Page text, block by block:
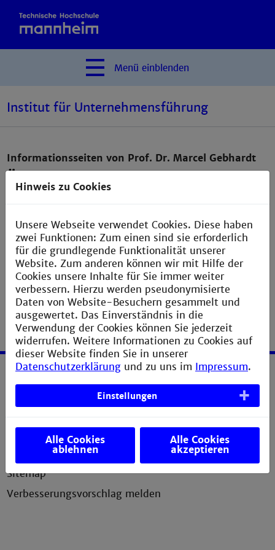
Menü einblenden
Institut für Unternehmensführung
Informationsseiten von Prof. Dr. Marcel Gebhardt
Forschungsgebiete
Ausgewählte Publikationen
Service
Erklärung zur Barrierefreiheit
Datenschutzerklärung
Sitemap
Verbesserungsvorschlag melden
Hinweis zu Cookies
Unsere Webseite verwendet Cookies. Diese haben
zwei Funktionen: Zum einen sind sie erforderlich
für die grundlegende Funktionalität unserer
Website. Zum anderen können wir mit Hilfe der
Cookies unsere Inhalte für Sie immer weiter
verbessern. Hierzu werden pseudonymisierte
Daten von Website-Besuchern gesammelt und
ausgewertet. Das Einverständnis in die
Verwendung der Cookies können Sie jederzeit
widerrufen. Weitere Informationen zu Cookies auf
dieser Website finden Sie in unserer
Datenschutzerklärung und zu uns im Impressum.
Einstellungen
Alle Cookies
ablehnen
Alle Cookies
akzeptieren